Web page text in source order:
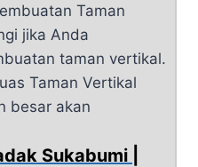
Taman
jika Anda
taman vertikal.
Taman Vertikal
besar akan
Sukabumi |